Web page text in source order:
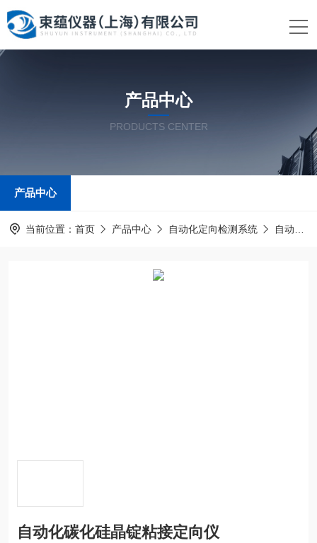
产品中心
PRODUCTS CENTER
产品中心
当前位置： 首页 产品中心 自动化定向检测系统 自动化碳化硅晶锭粘接定向仪
自动化碳化硅晶锭粘接定向仪